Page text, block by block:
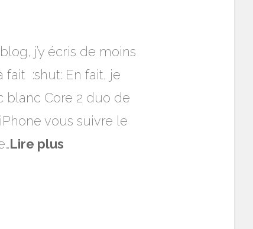
j’y écris de moins
fait :shut: En fait, je
blanc Core 2 duo de
vous suivre le
Lire plus